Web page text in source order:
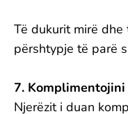
Të dukurit mirë
përshtypje të parë
7. Komplimentojini
Njerëzit i duan